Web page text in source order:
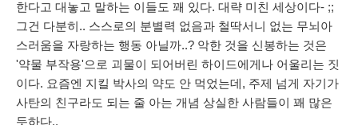
한다고 대놓고 말하는 이들도 꽤 있다. 대략 미친 세상이다- ;;
그건 다분히.. 스스로의 분별력 없음과 철딱서니 없는 무뇌아
스러움을 자랑하는 행동 아닐까..? 악한 것을 신봉하는 것은
'약물 부작용'으로 괴물이 되어버린 하이드에게나 어울리는 짓
이다. 요즘엔 지킬 박사의 약도 안 먹었는데, 주제 넘게 자기가
사탄의 친구라도 되는 줄 아는 개념 상실한 사람들이 꽤 많은
듯하다..